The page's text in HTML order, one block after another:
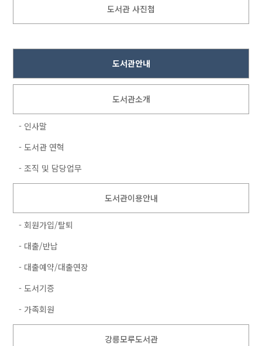
도서관 사진첩
도서관안내
도서관소개
- 인사말
- 도서관 연혁
- 조직 및 담당업무
도서관이용안내
- 회원가입/탈퇴
- 대출/반납
- 대출예약/대출연장
- 도서기증
- 가족회원
강릉모루도서관